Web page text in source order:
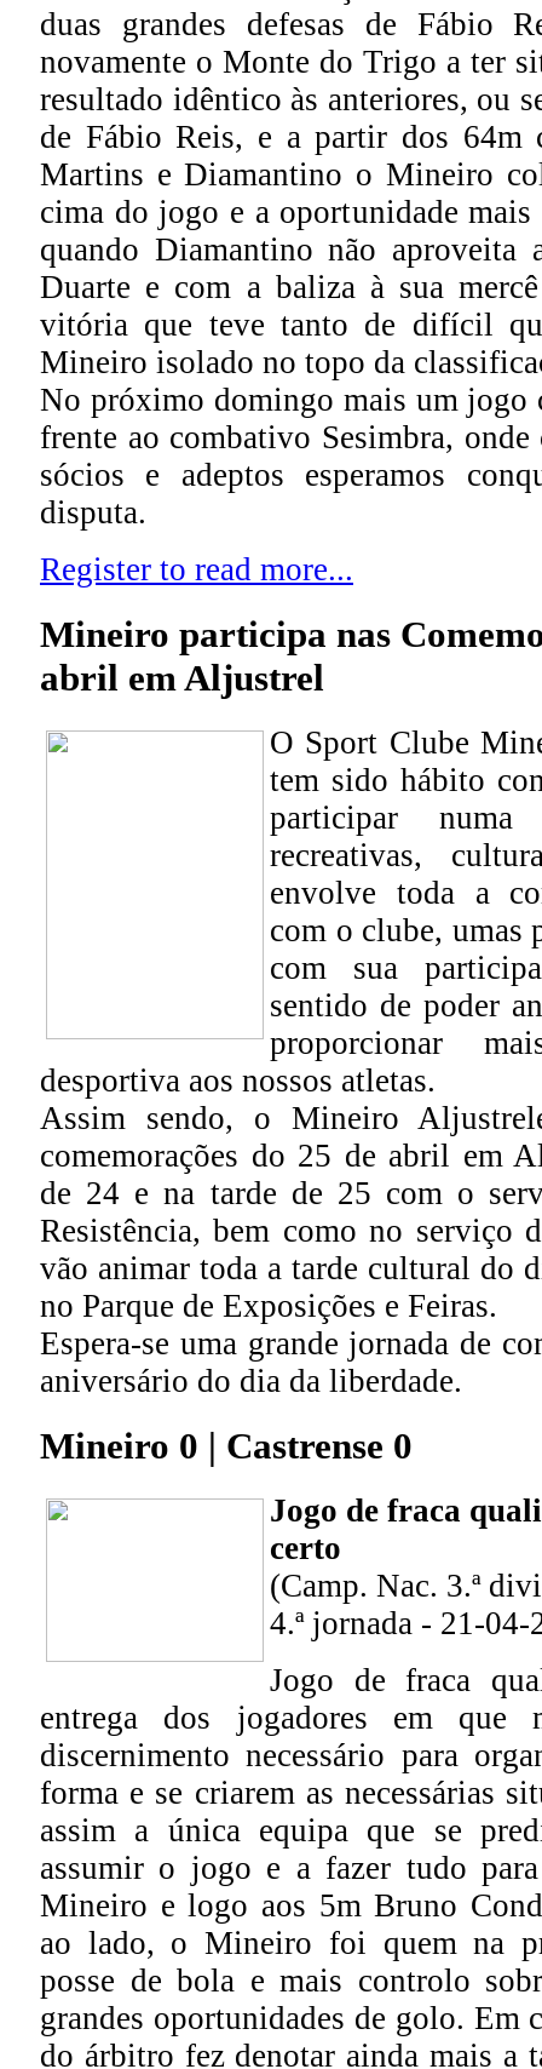
duas grandes defesas de Fábio
novamente o Monte do Trigo a ter
resultado idêntico às anteriores, ou
de Fábio Reis, e a partir dos 64m
Martins e Diamantino o Mineiro
cima do jogo e a oportunidade
quando Diamantino não aproveita
Duarte e com a baliza à sua
vitória que teve tanto de difícil
Mineiro isolado no topo da
No próximo domingo mais um jogo
frente ao combativo Sesimbra,
sócios e adeptos esperamos
disputa.
Register to read more...
Mineiro participa nas
abril em Aljustrel
O Sport Clube
tem sido hábito
participar
recreativas,
envolve toda a
com o clube, umas
com sua
sentido de poder
proporcionar
desportiva aos nossos atletas.
Assim sendo, o Mineiro
comemorações do 25 de abril em
de 24 e na tarde de 25 com o
Resistência, bem como no serviço
vão animar toda a tarde cultural do
no Parque de Exposições e Feiras.
Espera-se uma grande jornada de
aniversário do dia da liberdade.
Mineiro 0 | Castrense 0
Jogo de fraca
certo
(Camp. Nac. 3.ª
4.ª jornada - 21-04-
Jogo de fraca
entrega dos jogadores em que
discernimento necessário para
forma e se criarem as necessárias
assim a única equipa que se
assumir o jogo e a fazer tudo
Mineiro e logo aos 5m Bruno
ao lado, o Mineiro foi quem na
posse de bola e mais controlo
grandes oportunidades de golo. Em
do árbitro fez denotar ainda mais a